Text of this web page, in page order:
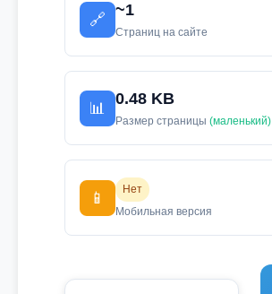
🔗
~1
Страниц на сайте
📊
0.48 KB
Размер страницы (маленький)
📱
Нет
Мобильная версия